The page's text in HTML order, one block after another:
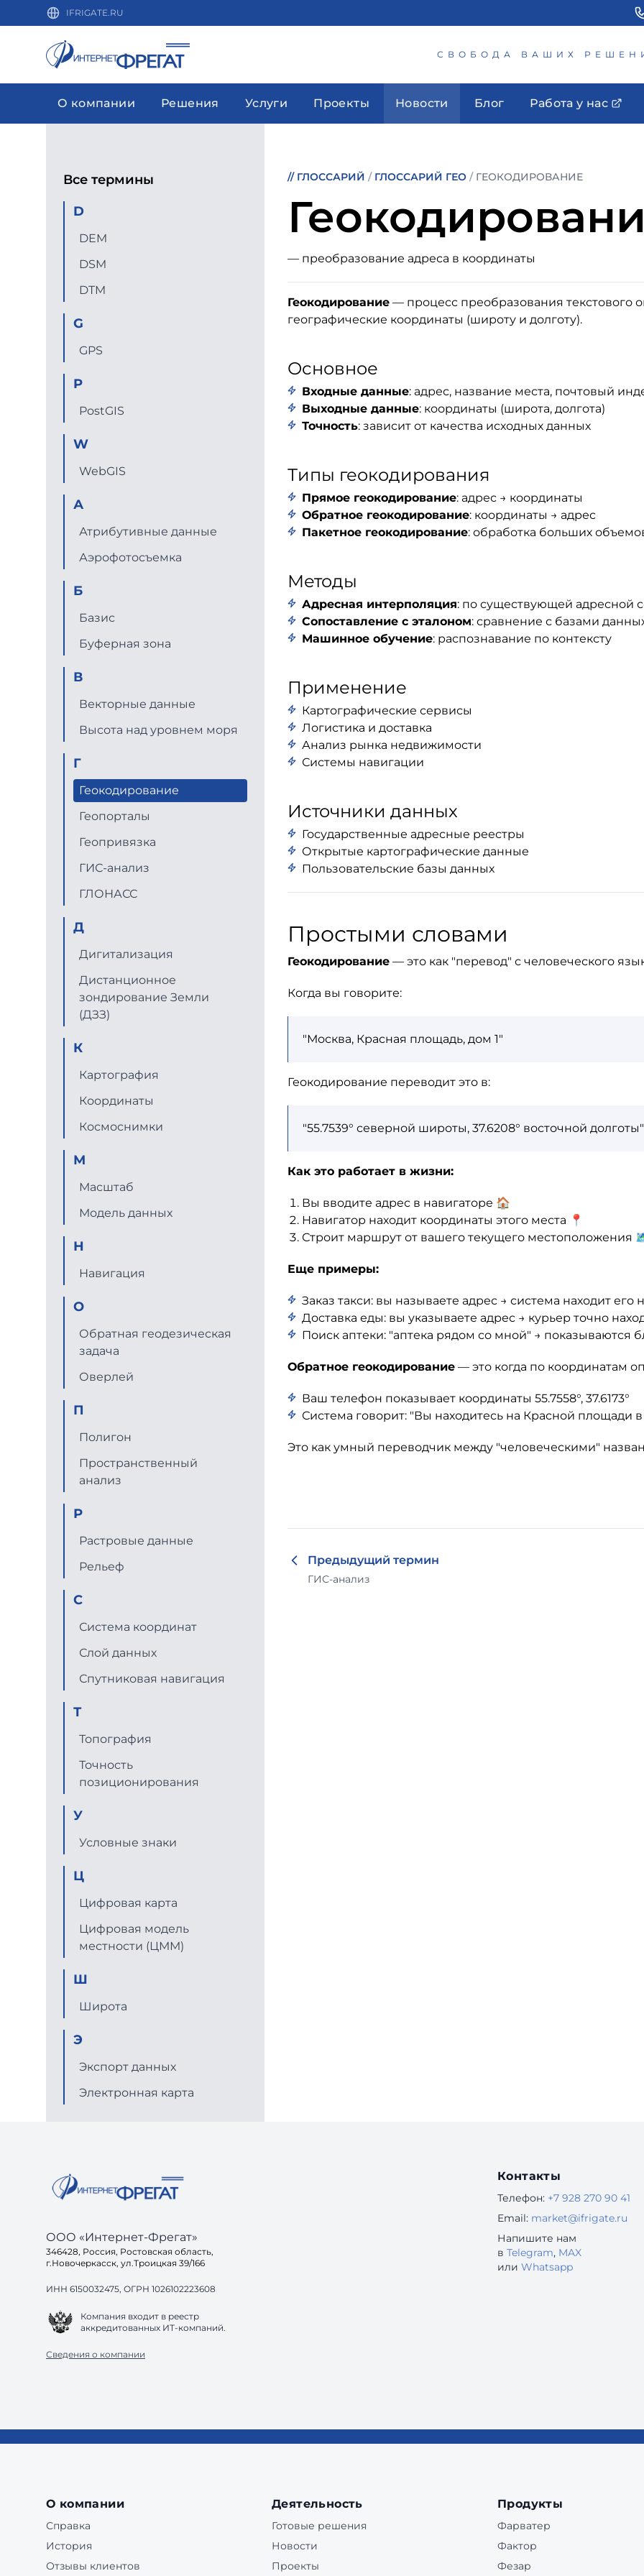
IFRIGATE.RU
СВОБОДА ВАШИХ
О компании Решения Услуги Проекты Новости Блог Работа у нас
Все термины
D
DEM
DSM
DTM
G
GPS
P
PostGIS
W
WebGIS
А
Атрибутивные данные
Аэрофотосъемка
Б
Базис
Буферная зона
В
Векторные данные
Высота над уровнем моря
Г
Геокодирование
Геопорталы
Геопривязка
ГИС-анализ
ГЛОНАСС
Д
Дигитализация
Дистанционное
зондирование Земли
(ДЗЗ)
К
Картография
Координаты
Космоснимки
М
Масштаб
Модель данных
Н
Навигация
О
Обратная геодезическая
задача
Оверлей
П
Полигон
Пространственный
анализ
Р
Растровые данные
Рельеф
С
Система координат
Слой данных
Спутниковая навигация
Т
Топография
Точность
позиционирования
У
Условные знаки
Ц
Цифровая карта
Цифровая модель
местности (ЦММ)
Ш
Широта
Э
Экспорт данных
Электронная карта
// ГЛОССАРИЙ / ГЛОССАРИЙ ГЕО / ГЕОКОДИРОВАНИЕ
— преобразование адреса в координаты
Геокодирование — процесс преобразования текстового
географические координаты (широту и долготу).
Основное
Входные данные: адрес, название места, почтовый
Выходные данные: координаты (широта, долгота)
Точность: зависит от качества исходных данных
Типы геокодирования
Прямое геокодирование: адрес → координаты
Обратное геокодирование: координаты → адрес
Пакетное геокодирование: обработка больших
Методы
Адресная интерполяция: по существующей адресной
Сопоставление с эталоном: сравнение с базами
Машинное обучение: распознавание по контексту
Применение
Картографические сервисы
Логистика и доставка
Анализ рынка недвижимости
Системы навигации
Источники данных
Государственные адресные реестры
Открытые картографические данные
Пользовательские базы данных
Простыми словами
Геокодирование — это как "перевод" с человеческого
Когда вы говорите:
"Москва, Красная площадь, дом 1"
Геокодирование переводит это в:
"55.7539° северной широты, 37.6208° восточной долготы"
Как это работает в жизни:
Вы вводите адрес в навигаторе 🏠
Навигатор находит координаты этого места 📍
Строит маршрут от вашего текущего местоположения
Еще примеры:
Заказ такси: вы называете адрес → система находит его
Доставка еды: вы указываете адрес → курьер точно
Поиск аптеки: "аптека рядом со мной" → показываются
Обратное геокодирование — это когда по координатам
Ваш телефон показывает координаты 55.7558°, 37.6173°
Система говорит: "Вы находитесь на Красной площади
Это как умный переводчик между "человеческими"
Предыдущий термин
ГИС-анализ
ООО «Интернет-Фрегат»
346428, Россия, Ростовская область,
г.Новочеркасск, ул.Троицкая 39/166
ИНН 6150032475, ОГРН 1026102223608
Компания входит в реестр
аккредитованных ИТ-компаний.
Сведения о компании
Контакты
Телефон: +7 928 270 90 41
Email: market@ifrigate.ru
Напишите нам
в Telegram, MAX
или Whatsapp
О компании
Справка
История
Отзывы клиентов
Деятельность
Готовые решения
Новости
Проекты
Продукты
Фарватер
Фактор
Фезар